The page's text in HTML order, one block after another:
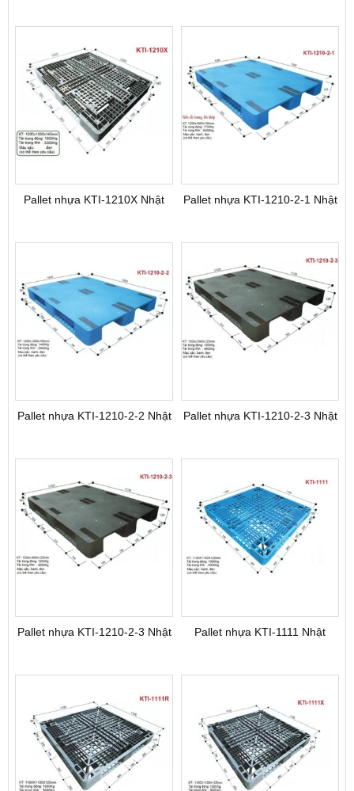
Pallet nhựa KTI-1210X Nhật Pallet nhựa KTI-1210-2-1 Nhật
Pallet nhựa KTI-1210-2-2 Nhật Pallet nhựa KTI-1210-2-3 Nhật
Pallet nhựa KTI-1210-2-3 Nhật Pallet nhựa KTI-1111 Nhật